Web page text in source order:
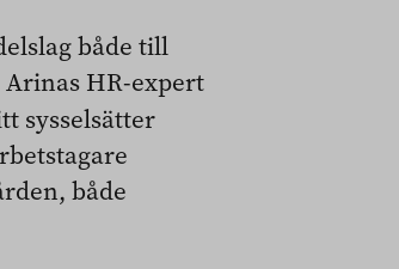
både till
HR-expert
sysselsätter
både